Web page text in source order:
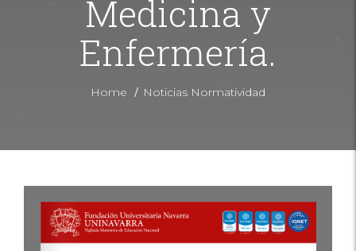
Medicina y
Enfermería.
Home / Noticias Normatividad